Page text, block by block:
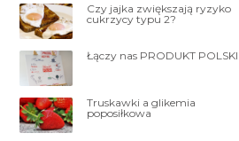
Czy jajka zwiększają ryzyko
cukrzycy typu 2?
Łączy nas PRODUKT POLSKI
Truskawki a glikemia
poposiłkowa